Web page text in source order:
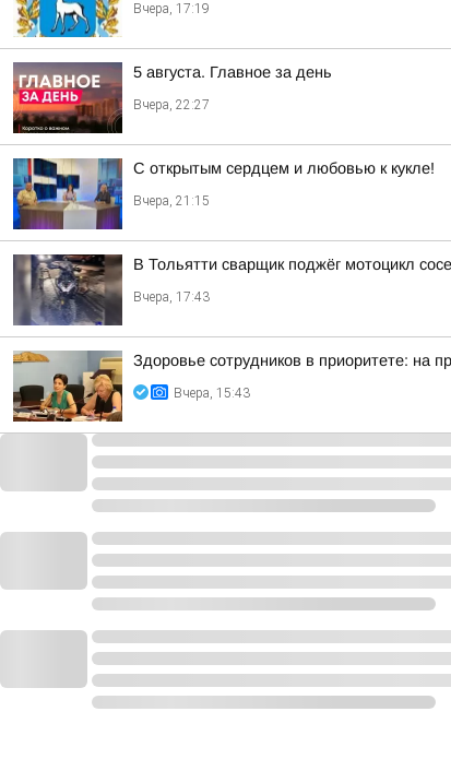
Вчера, 17:19
5 августа. Главное за день
Вчера, 22:27
С открытым сердцем и любовью к кукле!
Вчера, 21:15
В Тольятти сварщик поджёг мотоцикл
Вчера, 17:43
Здоровье сотрудников в приоритете: на
Вчера, 15:43